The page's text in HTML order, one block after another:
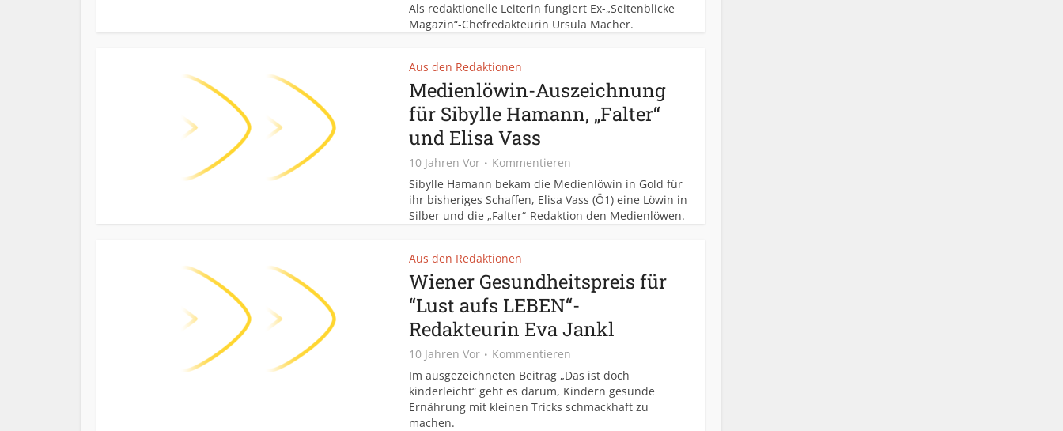
Als redaktionelle Leiterin fungiert Ex-„Seitenblicke
Magazin“-Chefredakteurin Ursula Macher.
Aus den Redaktionen
Medienlöwin-Auszeichnung
für Sibylle Hamann, „Falter“
und Elisa Vass
10 Jahren Vor
Kommentieren
Sibylle Hamann bekam die Medienlöwin in Gold für
ihr bisheriges Schaffen, Elisa Vass (Ö1) eine Löwin in
Silber und die „Falter“-Redaktion den Medienlöwen.
Aus den Redaktionen
Wiener Gesundheitspreis für
“Lust aufs LEBEN“-
Redakteurin Eva Jankl
10 Jahren Vor
Kommentieren
Im ausgezeichneten Beitrag „Das ist doch
kinderleicht“ geht es darum, Kindern gesunde
Ernährung mit kleinen Tricks schmackhaft zu
machen.